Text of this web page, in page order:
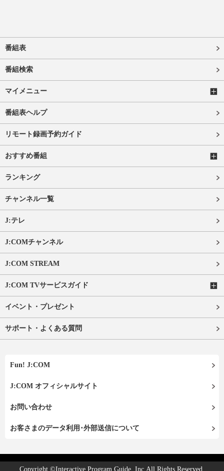
番組表
番組検索
マイメニュー
番組表ヘルプ
リモート録画予約ガイド
おすすめ番組
ランキング
チャンネル一覧
J:テレ
J:COMチャンネル
J:COM STREAM
J:COM TVサービスガイド
イベント・プレゼント
サポート・よくある質問
Fun! J:COM
J:COM オフィシャルサイト
お問い合わせ
お客さまのデータ利用･外部送信について
Copyright ©Interactive Program Guide, Inc.All Rights Reserved.